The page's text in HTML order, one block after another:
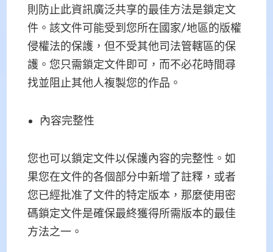
則防止此資訊廣泛共享的最佳方法是鎖定文
件。該文件可能受到您所在國家/地區的版權
侵權法的保護，但不受其他司法管轄區的保
護。您只需鎖定文件即可，而不必花時間尋
找並阻止其他人複製您的作品。
內容完整性
您也可以鎖定文件以保護內容的完整性。如
果您在文件的各個部分中新增了註釋，或者
您已經批准了文件的特定版本，那麼使用密
碼鎖定文件是確保最終獲得所需版本的最佳
方法之一。